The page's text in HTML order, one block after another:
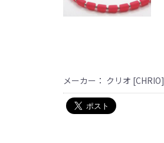
メーカー： クリオ [CHRIO]